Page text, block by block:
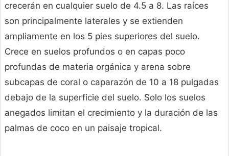
crecerán en cualquier suelo de 4.5 a 8. Las raíces
son principalmente laterales y se extienden
ampliamente en los 5 pies superiores del suelo.
Crece en suelos profundos o en capas poco
profundas de materia orgánica y arena sobre
subcapas de coral o caparazón de 10 a 18 pulgadas
debajo de la superficie del suelo. Solo los suelos
anegados limitan el crecimiento y la duración de las
palmas de coco en un paisaje tropical.